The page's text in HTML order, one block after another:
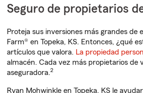
Seguro de propietarios
Proteja sus inversiones más grandes de
Farm® en Topeka, KS. Entonces, ¿qué
artículos que valora. La propiedad
almacén. Cada vez más propietarios de
aseguradora.2
Ryan Mohwinkle en Topeka, KS le